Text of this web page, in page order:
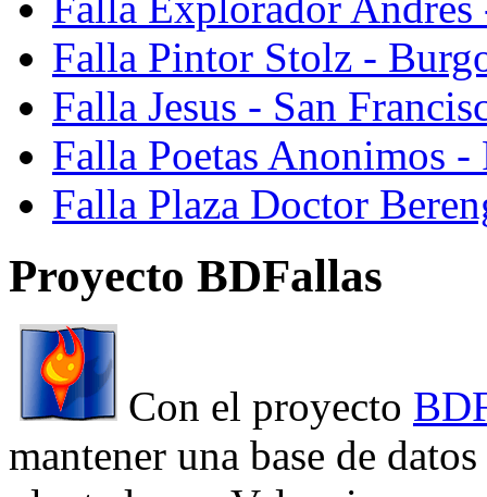
Falla Pintor Stolz -
Falla Jesus - San
Falla Poetas Anonimos
Falla Plaza Doctor
Proyecto BDFallas
Con el proyecto
mantener una base de